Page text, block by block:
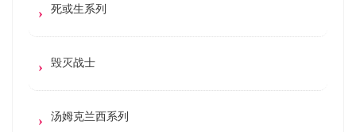
死或生系列
毁灭战士
汤姆克兰西系列